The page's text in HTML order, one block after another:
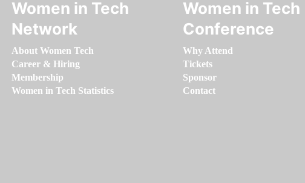
Women in Tech
Network
About Women Tech
Career & Hiring
Membership
Women in Tech Statistics
Women in Tech
Conference
Why Attend
Tickets
Sponsor
Contact